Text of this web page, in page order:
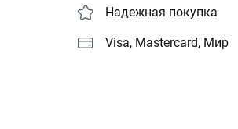
Надежная покупка
Visa, Mastercard, Мир